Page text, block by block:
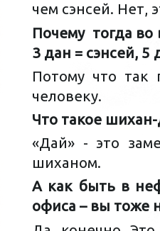
чем сэнсей. Нет,
Почему тогда во
3 дан = сэнсей, 5
Потому что так
человеку.
Что такое шихан-
«Дай» - это
шиханом.
А как быть в
офиса – вы тоже